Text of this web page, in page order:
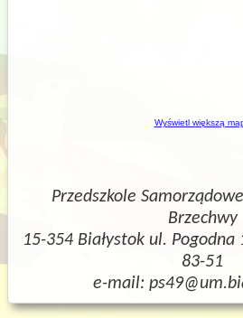
Wyświetl większą
Przedszkole
Brzechwy
15-354 Białystok ul.
83-51
e-mail: